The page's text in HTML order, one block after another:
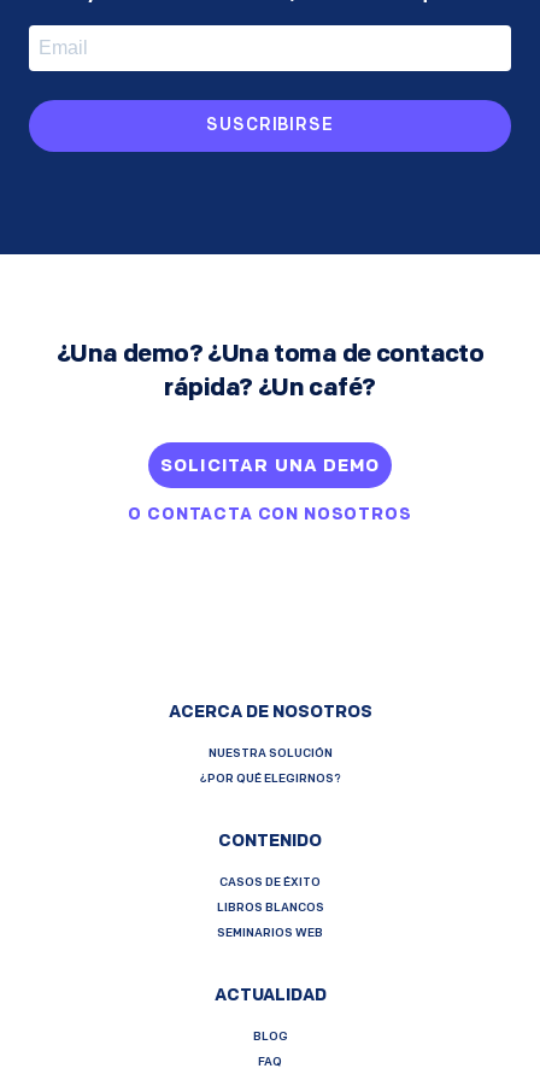
SUSCRIBIRSE
¿Una demo? ¿Una toma de contacto
rápida? ¿Un café?
SOLICITAR UNA DEMO
O CONTACTA CON NOSOTROS
ACERCA DE NOSOTROS
NUESTRA SOLUCIÓN
¿POR QUÉ ELEGIRNOS?
CONTENIDO
CASOS DE ÉXITO
LIBROS BLANCOS
SEMINARIOS WEB
ACTUALIDAD
BLOG
FAQ